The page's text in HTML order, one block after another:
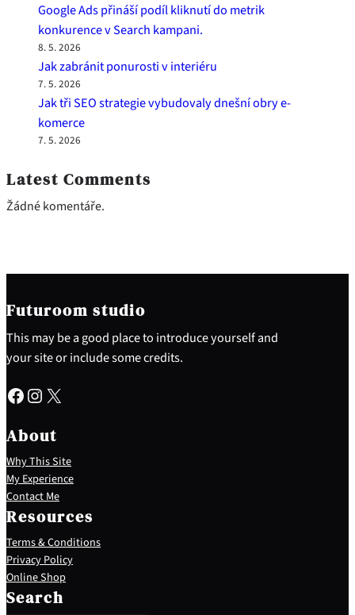
Google Ads přináší podíl kliknutí do metrik
konkurence v Search kampani.
8. 5. 2026
Jak zabránit ponurosti v interiéru
7. 5. 2026
Jak tři SEO strategie vybudovaly dnešní obry e-
komerce
7. 5. 2026
Latest Comments
Žádné komentáře.
Futuroom studio
This may be a good place to introduce yourself and
your site or include some credits.
Facebook Instagram X
About
Why This Site
My Experience
Contact Me
Resources
Terms & Conditions
Privacy Policy
Online Shop
Search
S
e
a